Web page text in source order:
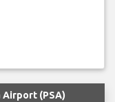
(PSA)